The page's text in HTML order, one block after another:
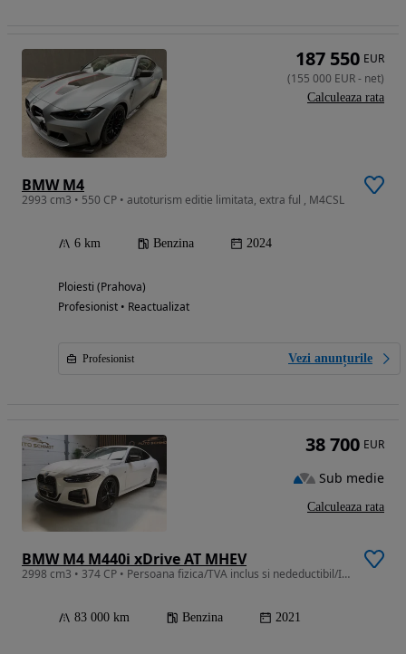
BMW M4
2993 cm3 • 550 CP • autoturism editie limitata, extra ful , M4CSL
6 km Benzina 2024
Ploiesti (Prahova)
Profesionist • Reactualizat
Profesionist Vezi anunțurile
187 550 EUR
(155 000 EUR- net)
Calculeaza rata
BMW M4 M440i xDrive AT MHEV
2998 cm3 • 374 CP • Persoana fizica/TVA inclus si nedeductibil/Istoric BMW
83 000 km Benzina 2021
38 700 EUR
Sub medie
Calculeaza rata